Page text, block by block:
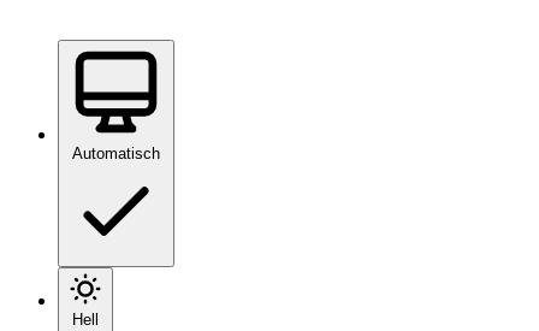
Automatisch
Hell